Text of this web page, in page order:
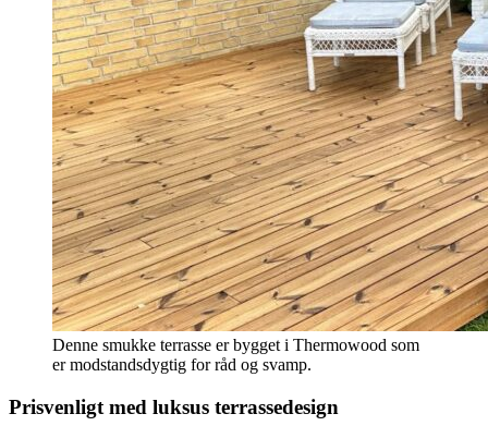
Denne smukke terrasse er bygget i Thermowood som
er modstandsdygtig for råd og svamp.
Prisvenligt med luksus terrassedesign